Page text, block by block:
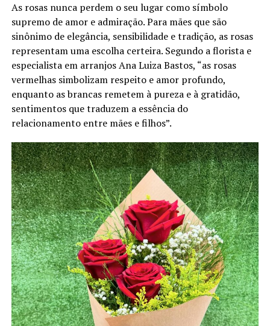
As rosas nunca perdem o seu lugar como símbolo
supremo de amor e admiração. Para mães que são
sinônimo de elegância, sensibilidade e tradição, as rosas
representam uma escolha certeira. Segundo a florista e
especialista em arranjos Ana Luiza Bastos, “as rosas
vermelhas simbolizam respeito e amor profundo,
enquanto as brancas remetem à pureza e à gratidão,
sentimentos que traduzem a essência do
relacionamento entre mães e filhos”.